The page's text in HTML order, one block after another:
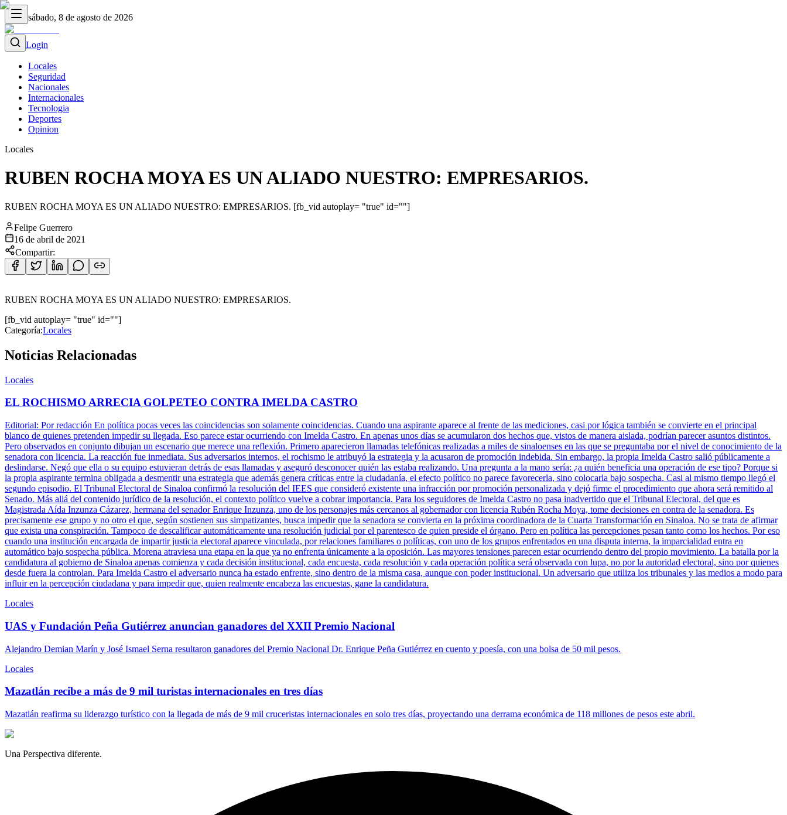
sábado, 8 de agosto de 2026
Login
Locales
Seguridad
Nacionales
Internacionales
Tecnologia
Deportes
Opinion
Locales
RUBEN ROCHA MOYA ES UN ALIADO NUESTRO: EMPRESARIOS.
RUBEN ROCHA MOYA ES UN ALIADO NUESTRO: EMPRESARIOS. [fb_vid autoplay= "true" id=""]
Felipe Guerrero
16 de abril de 2021
Compartir:
RUBEN ROCHA MOYA ES UN ALIADO NUESTRO: EMPRESARIOS.
[fb_vid autoplay= "true" id=""]
Categoría:Locales
Noticias Relacionadas
Locales
EL ROCHISMO ARRECIA GOLPETEO CONTRA IMELDA CASTRO
Editorial: Por redacción En política pocas veces las coincidencias son solamente coincidencias. Cuando una aspirante aparece al frente de las mediciones, casi por lógica también se convierte en el principal
blanco de quienes pretenden impedir su llegada. Eso parece estar ocurriendo con Imelda Castro. En apenas unos días se acumularon dos hechos que, vistos de manera aislada, podrían parecer asuntos distintos.
Pero observados en conjunto dibujan un escenario que merece una reflexión. Primero aparecieron llamadas telefónicas realizadas a miles de sinaloenses en las que se preguntaba por el nivel de conocimiento de la
senadora con licencia. La reacción fue inmediata. Sus adversarios internos, el rochismo le atribuyó la estrategia y la acusaron de promoción indebida. Sin embargo, la propia Imelda Castro salió públicamente a
deslindarse. Negó que ella o su equipo estuvieran detrás de esas llamadas y aseguró desconocer quién las estaba realizando. Una pregunta a la mano sería: ¿a quién beneficia una operación de ese tipo? Porque si
la propia aspirante termina obligada a desmentir una estrategia que además genera críticas entre la ciudadanía, el efecto político no parece favorecerla, sino colocarla bajo sospecha. Casi al mismo tiempo llegó el
segundo episodio. El Tribunal Electoral de Sinaloa confirmó la resolución del IEES que consideró existente una infracción por promoción personalizada y dejó firme el procedimiento que ahora será remitido al
Senado. Más allá del contenido jurídico de la resolución, el contexto político vuelve a cobrar importancia. Para los seguidores de Imelda Castro no pasa inadvertido que el Tribunal Electoral, del que es
Magistrada Aída Inzunza Cázarez, hermana del senador Enrique Inzunza, uno de los personajes más cercanos al gobernador con licencia Rubén Rocha Moya, tome decisiones en contra de la senadora. Es
precisamente ese grupo y no otro el que, según sostienen sus simpatizantes, busca impedir que la senadora se convierta en la próxima coordinadora de la Cuarta Transformación en Sinaloa. No se trata de afirmar
que exista una conspiración. Tampoco de descalificar automáticamente una resolución judicial por el parentesco de quien preside el órgano. Pero en política las percepciones pesan tanto como los hechos. Por eso
cuando una institución encargada de impartir justicia electoral aparece vinculada, por relaciones familiares o políticas, con uno de los grupos enfrentados en una disputa interna, la imparcialidad entra en
automático bajo sospecha pública. Morena atraviesa una etapa en la que ya no enfrenta únicamente a la oposición. Las mayores tensiones parecen estar ocurriendo dentro del propio movimiento. La batalla por la
candidatura al gobierno de Sinaloa apenas comienza y cada decisión institucional, cada encuesta, cada resolución y cada operación política será observada con lupa, no por la autoridad electoral, sino por quienes
desde fuera la controlan. Para Imelda Castro el adversario nunca ha estado enfrente, sino dentro de la misma casa, aunque con poder institucional. Un adversario que utiliza los tribunales y las medios a modo para
influir en la percepción ciudadana y para impedir que, quien realmente encabeza las encuestas, gane la candidatura.
Locales
UAS y Fundación Peña Gutiérrez anuncian ganadores del XXII Premio Nacional
Alejandro Demian Marín y José Ismael Serna resultaron ganadores del Premio Nacional Dr. Enrique Peña Gutiérrez en cuento y poesía, con una bolsa de 50 mil pesos.
Locales
Mazatlán recibe a más de 9 mil turistas internacionales en tres días
Mazatlán reafirma su liderazgo turístico con la llegada de más de 9 mil cruceristas internacionales en solo tres días, proyectando una derrama económica de 118 millones de pesos este abril.
Una Perspectiva diferente.